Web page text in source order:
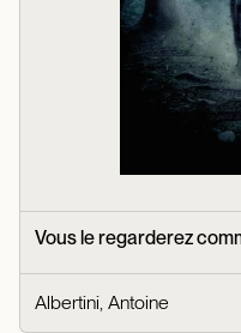
Vous le regarderez
Albertini, Antoine